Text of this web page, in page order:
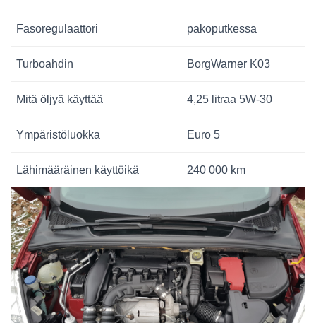
Fasoregulaattori pakoputkessa
Turboahdin BorgWarner K03
Mitä öljyä käyttää 4,25 litraa 5W-30
Ympäristöluokka Euro 5
Lähimääräinen käyttöikä 240 000 km